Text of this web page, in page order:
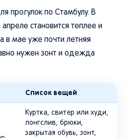
прогулок по Стамбулу. В
становится теплее и
в мае уже почти летняя
нужен зонт и одежда
Список вещей
Куртка, свитер или худи,
лонгслив, брюки,
закрытая обувь, зонт,